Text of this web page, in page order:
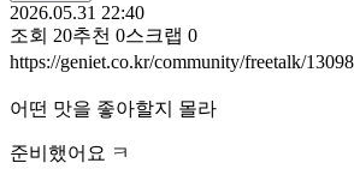
2026.05.31 22:40
조회 20추천 0스크랩 0
https://geniet.co.kr/community/freetalk/
어떤 맛을 좋아할지 몰라
준비했어요 ㅋ